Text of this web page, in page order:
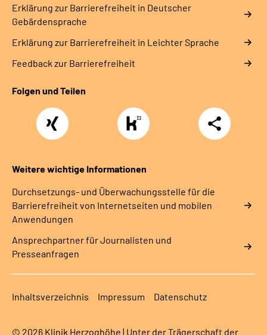
Erklärung zur Barrierefreiheit in Deutscher
Gebärdensprache
Erklärung zur Barrierefreiheit in Leichter Sprache
Feedback zur Barrierefreiheit
Folgen und Teilen
Xing
https://www.kununu.com/de/deutsche-
rentenversicherung-
nordbayern6
Teilen
Weitere wichtige Informationen
Durchsetzungs- und Überwachungsstelle für die
Barrierefreiheit von Internetseiten und mobilen
Anwendungen
Ansprechpartner für Journalisten und
Presseanfragen
Inhaltsverzeichnis Impressum Datenschutz
© 2026 Klinik Herzoghöhe | Unter der Trägerschaft der